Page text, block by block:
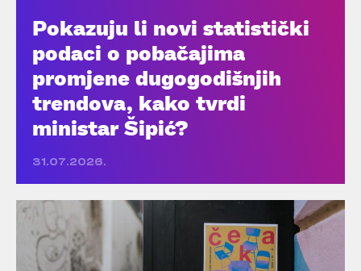
Pokazuju li novi statistički
podaci o pobačajima
promjene dugogodišnjih
trendova, kako tvrdi
ministar Šipić?
31.07.2026.